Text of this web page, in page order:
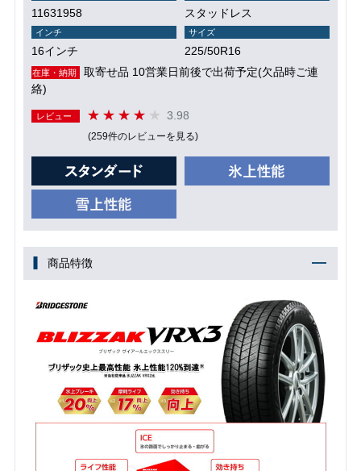
11631958 スタッドレス
インチ
16インチ
サイズ
225/50R16
在庫・納期
取寄せ品 10営業日前後で出荷予定(欠品時ご連
絡)
レビュー 3.98
(259件のレビューを見る)
商品特徴